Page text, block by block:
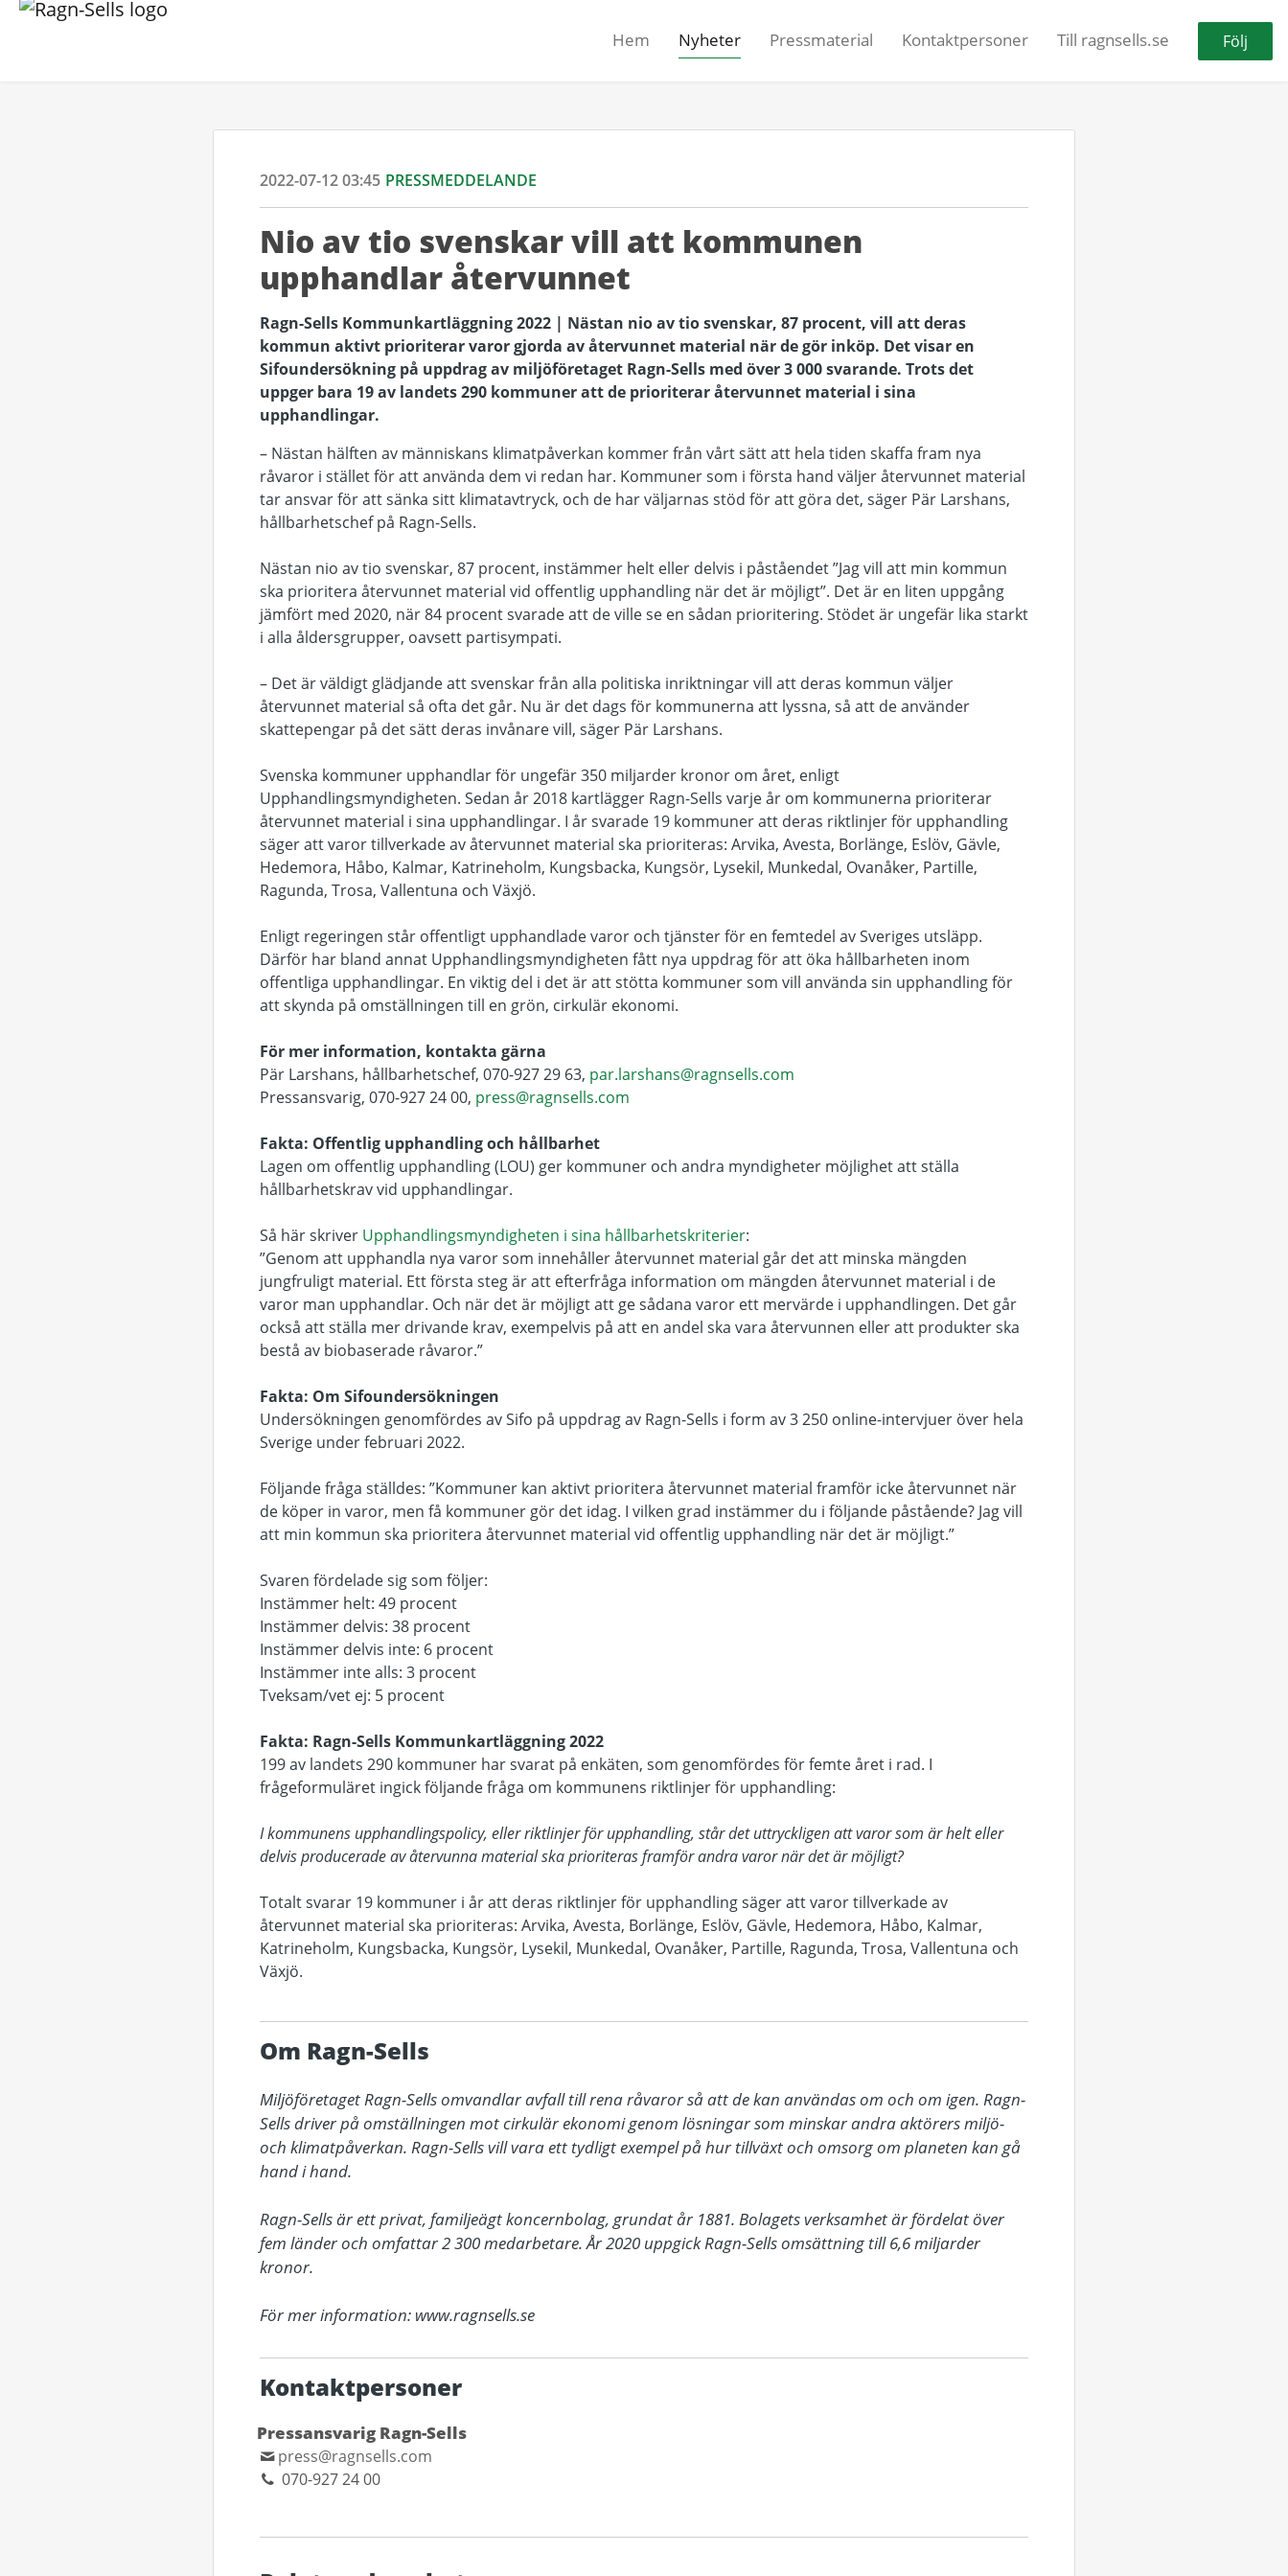
Hem Nyheter Pressmaterial Kontaktpersoner Till ragnsells.se Följ
2022-07-12 03:45 PRESSMEDDELANDE
Nio av tio svenskar vill att kommunen
upphandlar återvunnet
Ragn-Sells Kommunkartläggning 2022 | Nästan nio av tio svenskar, 87 procent, vill att deras
kommun aktivt prioriterar varor gjorda av återvunnet material när de gör inköp. Det visar en
Sifoundersökning på uppdrag av miljöföretaget Ragn-Sells med över 3 000 svarande. Trots det
uppger bara 19 av landets 290 kommuner att de prioriterar återvunnet material i sina
upphandlingar.
– Nästan hälften av människans klimatpåverkan kommer från vårt sätt att hela tiden skaffa fram nya
råvaror i stället för att använda dem vi redan har. Kommuner som i första hand väljer återvunnet material
tar ansvar för att sänka sitt klimatavtryck, och de har väljarnas stöd för att göra det, säger Pär Larshans,
hållbarhetschef på Ragn-Sells.
Nästan nio av tio svenskar, 87 procent, instämmer helt eller delvis i påståendet ”Jag vill att min kommun
ska prioritera återvunnet material vid offentlig upphandling när det är möjligt”. Det är en liten uppgång
jämfört med 2020, när 84 procent svarade att de ville se en sådan prioritering. Stödet är ungefär lika starkt
i alla åldersgrupper, oavsett partisympati.
– Det är väldigt glädjande att svenskar från alla politiska inriktningar vill att deras kommun väljer
återvunnet material så ofta det går. Nu är det dags för kommunerna att lyssna, så att de använder
skattepengar på det sätt deras invånare vill, säger Pär Larshans.
Svenska kommuner upphandlar för ungefär 350 miljarder kronor om året, enligt
Upphandlingsmyndigheten. Sedan år 2018 kartlägger Ragn-Sells varje år om kommunerna prioriterar
återvunnet material i sina upphandlingar. I år svarade 19 kommuner att deras riktlinjer för upphandling
säger att varor tillverkade av återvunnet material ska prioriteras: Arvika, Avesta, Borlänge, Eslöv, Gävle,
Hedemora, Håbo, Kalmar, Katrineholm, Kungsbacka, Kungsör, Lysekil, Munkedal, Ovanåker, Partille,
Ragunda, Trosa, Vallentuna och Växjö.
Enligt regeringen står offentligt upphandlade varor och tjänster för en femtedel av Sveriges utsläpp.
Därför har bland annat Upphandlingsmyndigheten fått nya uppdrag för att öka hållbarheten inom
offentliga upphandlingar. En viktig del i det är att stötta kommuner som vill använda sin upphandling för
att skynda på omställningen till en grön, cirkulär ekonomi.
För mer information, kontakta gärna
Pär Larshans, hållbarhetschef, 070-927 29 63, par.larshans@ragnsells.com
Pressansvarig, 070-927 24 00, press@ragnsells.com
Fakta: Offentlig upphandling och hållbarhet
Lagen om offentlig upphandling (LOU) ger kommuner och andra myndigheter möjlighet att ställa
hållbarhetskrav vid upphandlingar.
Så här skriver Upphandlingsmyndigheten i sina hållbarhetskriterier:
”Genom att upphandla nya varor som innehåller återvunnet material går det att minska mängden
jungfruligt material. Ett första steg är att efterfråga information om mängden återvunnet material i de
varor man upphandlar. Och när det är möjligt att ge sådana varor ett mervärde i upphandlingen. Det går
också att ställa mer drivande krav, exempelvis på att en andel ska vara återvunnen eller att produkter ska
bestå av biobaserade råvaror.”
Fakta: Om Sifoundersökningen
Undersökningen genomfördes av Sifo på uppdrag av Ragn-Sells i form av 3 250 online-intervjuer över hela
Sverige under februari 2022.
Följande fråga ställdes: ”Kommuner kan aktivt prioritera återvunnet material framför icke återvunnet när
de köper in varor, men få kommuner gör det idag. I vilken grad instämmer du i följande påstående? Jag vill
att min kommun ska prioritera återvunnet material vid offentlig upphandling när det är möjligt.”
Svaren fördelade sig som följer:
Instämmer helt: 49 procent
Instämmer delvis: 38 procent
Instämmer delvis inte: 6 procent
Instämmer inte alls: 3 procent
Tveksam/vet ej: 5 procent
Fakta: Ragn-Sells Kommunkartläggning 2022
199 av landets 290 kommuner har svarat på enkäten, som genomfördes för femte året i rad. I
frågeformuläret ingick följande fråga om kommunens riktlinjer för upphandling:
I kommunens upphandlingspolicy, eller riktlinjer för upphandling, står det uttryckligen att varor som är helt eller
delvis producerade av återvunna material ska prioriteras framför andra varor när det är möjligt?
Totalt svarar 19 kommuner i år att deras riktlinjer för upphandling säger att varor tillverkade av
återvunnet material ska prioriteras: Arvika, Avesta, Borlänge, Eslöv, Gävle, Hedemora, Håbo, Kalmar,
Katrineholm, Kungsbacka, Kungsör, Lysekil, Munkedal, Ovanåker, Partille, Ragunda, Trosa, Vallentuna och
Växjö.
Om Ragn-Sells
Miljöföretaget Ragn-Sells omvandlar avfall till rena råvaror så att de kan användas om och om igen. Ragn-
Sells driver på omställningen mot cirkulär ekonomi genom lösningar som minskar andra aktörers miljö-
och klimatpåverkan. Ragn-Sells vill vara ett tydligt exempel på hur tillväxt och omsorg om planeten kan gå
hand i hand.
Ragn-Sells är ett privat, familjeägt koncernbolag, grundat år 1881. Bolagets verksamhet är fördelat över
fem länder och omfattar 2 300 medarbetare. År 2020 uppgick Ragn-Sells omsättning till 6,6 miljarder
kronor.
För mer information: www.ragnsells.se
Kontaktpersoner
Pressansvarig Ragn-Sells
press@ragnsells.com
070-927 24 00